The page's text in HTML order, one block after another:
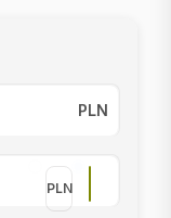
PLN
PLN